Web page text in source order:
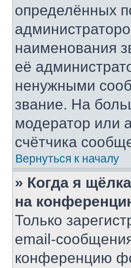
определённых
наименования
её
ненужными
звание. На
модератор или
счётчика
Вернуться к началу
» Когда я
на
Только
email-
конференцию